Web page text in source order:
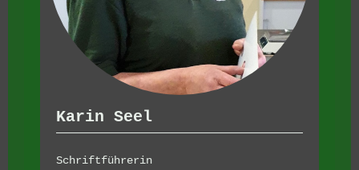
Karin Seel
Schriftführerin